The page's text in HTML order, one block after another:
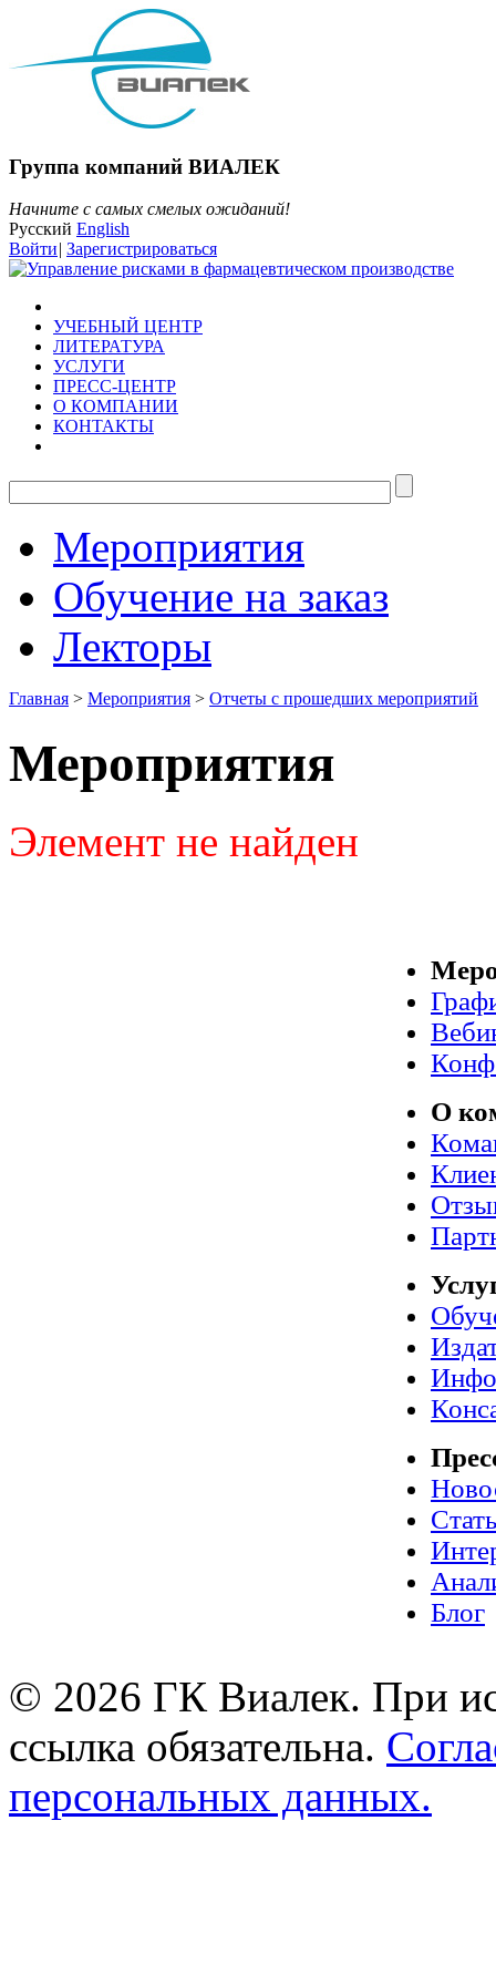
Группа компаний ВИАЛЕК
Начните с самых смелых ожиданий!
Русский English
Войти| Зарегистрироваться
УЧЕБНЫЙ ЦЕНТР
ЛИТЕРАТУРА
УСЛУГИ
ПРЕСС-ЦЕНТР
О КОМПАНИИ
КОНТАКТЫ
Мероприятия
Обучение на заказ
Лекторы
Главная > Мероприятия > Отчеты с прошедших мероприятий
Мероприятия
Элемент не найден
О
Блог
© 2026 ГК Виалек. При
ссылка обязательна.
персональных данных.